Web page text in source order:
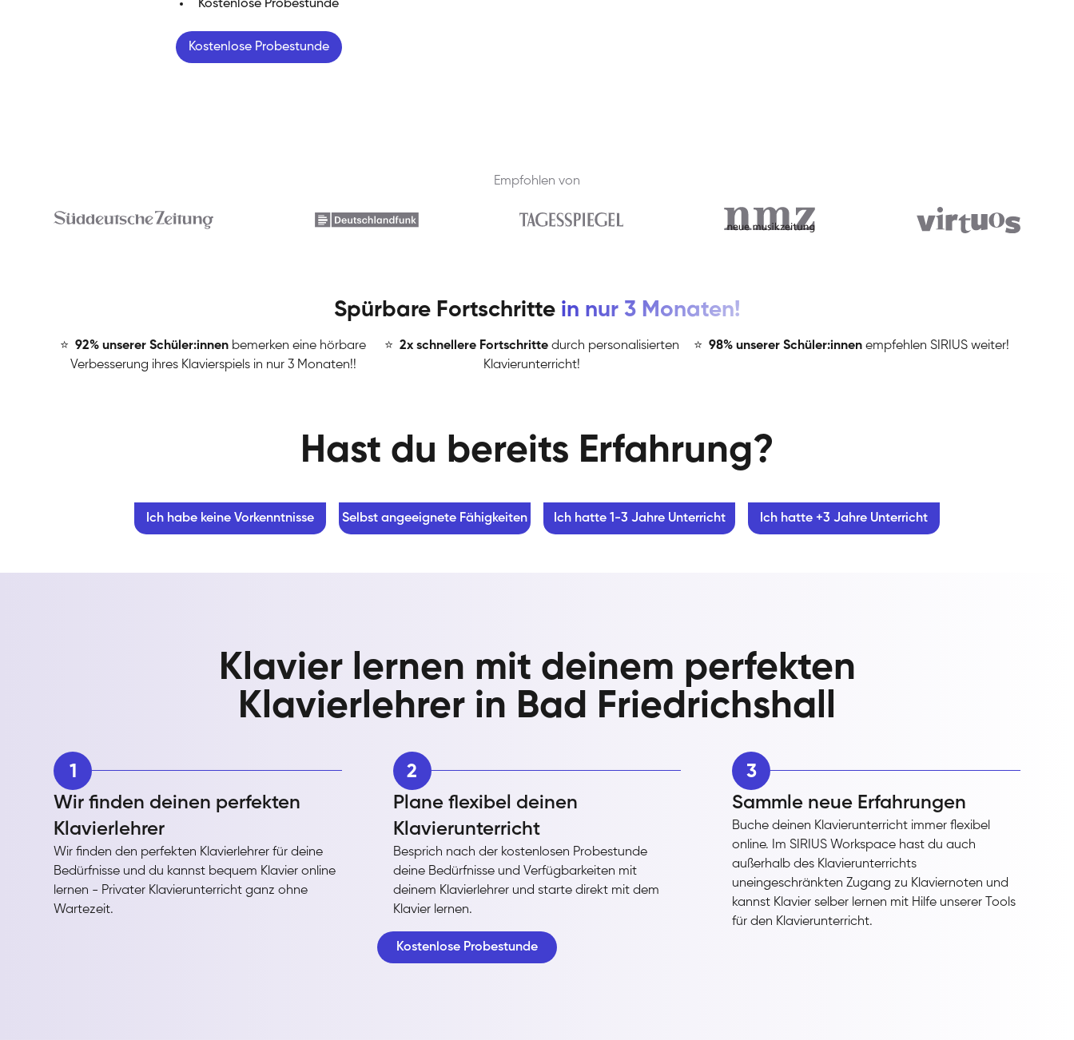
Kostenlose Probestunde
Kostenlose Probestunde
Empfohlen von
Spürbare Fortschritte in nur 3 Monaten!
⭐ ️92% unserer Schüler:innen bemerken eine hörbare
Verbesserung ihres Klavierspiels in nur 3 Monaten!!
⭐ ️2x schnellere Fortschritte durch personalisierten
Klavierunterricht!
⭐ 98% unserer Schüler:innen empfehlen SIRIUS weiter!
Hast du bereits Erfahrung?
Ich habe keine Vorkenntnisse Selbst angeeignete Fähigkeiten Ich hatte 1-3 Jahre Unterricht Ich hatte +3 Jahre Unterricht
Klavier lernen mit deinem perfekten
Klavierlehrer in Bad Friedrichshall
1
Wir finden deinen perfekten
Klavierlehrer
Wir finden den perfekten Klavierlehrer für deine
Bedürfnisse und du kannst bequem Klavier online
lernen - Privater Klavierunterricht ganz ohne
Wartezeit.
2
Plane flexibel deinen
Klavierunterricht
Besprich nach der kostenlosen Probestunde
deine Bedürfnisse und Verfügbarkeiten mit
deinem Klavierlehrer und starte direkt mit dem
Klavier lernen.
3
Sammle neue Erfahrungen
Buche deinen Klavierunterricht immer flexibel
online. Im SIRIUS Workspace hast du auch
außerhalb des Klavierunterrichts
uneingeschränkten Zugang zu Klaviernoten und
kannst Klavier selber lernen mit Hilfe unserer Tools
für den Klavierunterricht.
Kostenlose Probestunde